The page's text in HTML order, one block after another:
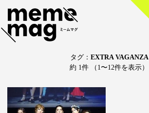
タグ： EXTRA VAGANZA
約 1件 （1〜12件を表示）